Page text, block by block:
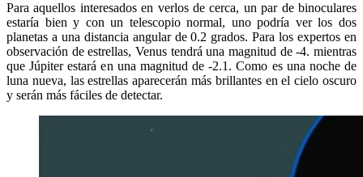
Para aquellos interesados ​​en verlos de cerca, un par de binoculares
estaría bien y con un telescopio normal, uno podría ver los dos
planetas a una distancia angular de 0.2 grados. Para los expertos en
observación de estrellas, Venus tendrá una magnitud de -4. mientras
que Júpiter estará en una magnitud de -2.1. Como es una noche de
luna nueva, las estrellas aparecerán más brillantes en el cielo oscuro
y serán más fáciles de detectar.